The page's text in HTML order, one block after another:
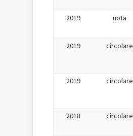
2019
nota
2019
circolare
2019
circolare
2018
circolare